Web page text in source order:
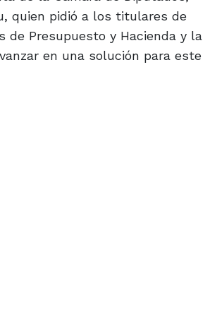
quien pidió a los titulares de
de Presupuesto y Hacienda y la
en una solución para este